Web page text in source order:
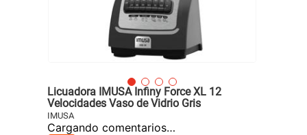
Licuadora IMUSA Infiny Force XL 12
Velocidades Vaso de Vidrio Gris
IMUSA
Cargando comentarios…